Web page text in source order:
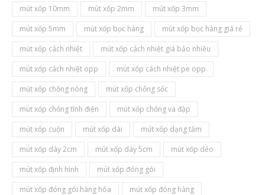
mút xốp 10mm
mút xốp 2mm
mút xốp 3mm
mút xốp 5mm
mút xốp bọc hàng
mút xốp bọc hàng giá rẻ
mút xốp cách nhiệt
mút xốp cách nhiệt giá bảo nhiều
mút xốp cách nhiệt opp
mút xốp cách nhiệt pe opp
mút xốp chống nóng
mút xốp chống sốc
mút xốp chống tĩnh điện
mút xốp chống va đập
mút xốp cuộn
mút xốp dài
mút xốp dạng tấm
mút xốp dày 2cm
mút xốp dày 5cm
mút xốp dẻo
mút xốp định hình
mút xốp đóng gói
mút xốp đóng gói hàng hóa
mút xốp đóng hàng